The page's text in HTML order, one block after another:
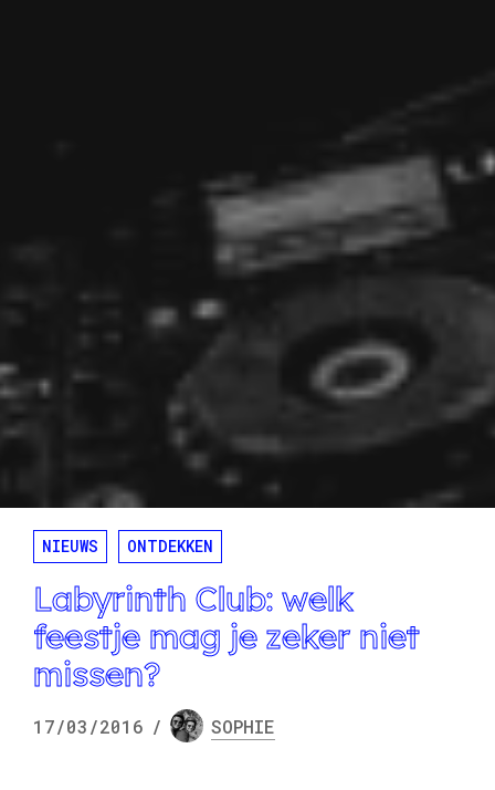
NIEUWS ONTDEKKEN
Labyrinth Club: welk
feestje mag je zeker niet
missen?
17/03/2016 / SOPHIE